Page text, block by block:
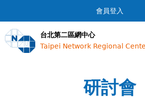
Jump to navigation
會員登入
台北第二區網中心
Taipei Network Regional
研討會